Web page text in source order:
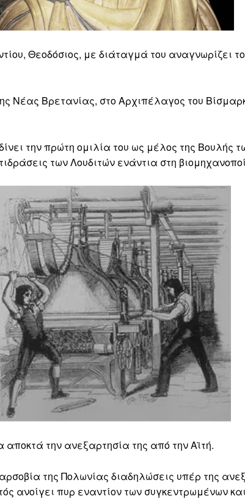
Θεοδόσιος, με διάταγμά του αναγνωρίζει
Νέας Βρετανίας, στο Αρχιπέλαγος του
την πρώτη ομιλία του ως μέλος της Βουλής
των Λουδιτών ενάντια στη
αποκτά την ανεξαρτησία της από την Αϊτή.
της Πολωνίας διαδηλώσεις υπέρ της
ανοίγει πυρ εναντίον των συγκεντρωμένων